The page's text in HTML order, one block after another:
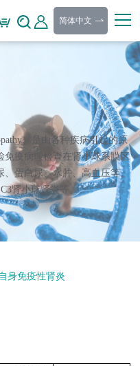
简体中文
）是由各种疾病引起的原
免疫病理检查在肾小球系膜区
、蛋白尿、水肿、高血压等。
肾小球肾炎等。
自身免疫性肾炎